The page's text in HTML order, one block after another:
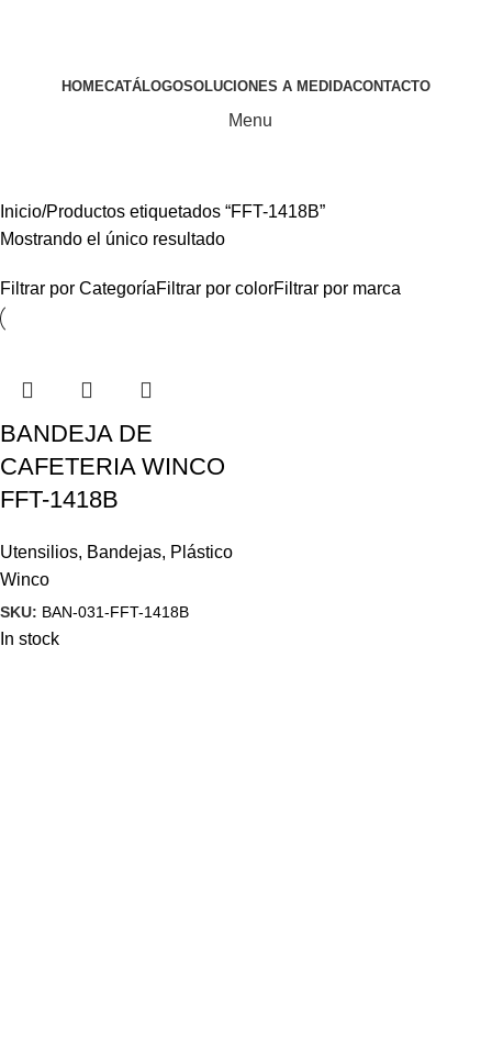
HOMECATÁLOGOSOLUCIONES A MEDIDACONTACTO
Menu
Inicio Productos etiquetados “FFT-1418B”
Mostrando el único resultado
Filtrar por CategoríaFiltrar por colorFiltrar por marca
BANDEJA DE
CAFETERIA WINCO
FFT-1418B
Utensilios, Bandejas, Plástico
Winco
SKU: BAN-031-FFT-1418B
In stock